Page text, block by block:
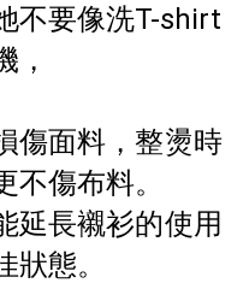
不要像洗T-shirt
，
傷面料 ，整燙時
不傷布料。
延長襯衫的使用
態。